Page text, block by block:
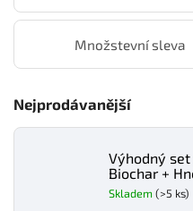
Množstevní sleva
Nejprodávanější
Výhodný set
Biochar +
Skladem(>5 ks)